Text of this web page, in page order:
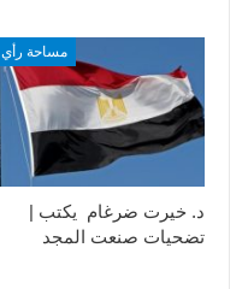
مساحة رأي
د. خيرت ضرغام يكتب |
تضحيات صنعت المجد